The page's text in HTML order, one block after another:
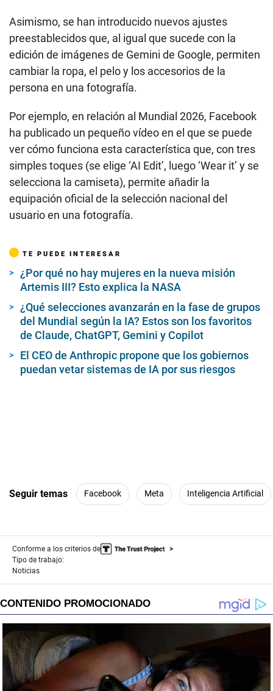
Asimismo, se han introducido nuevos ajustes
preestablecidos que, al igual que sucede con la
edición de imágenes de Gemini de Google, permiten
cambiar la ropa, el pelo y los accesorios de la
persona en una fotografía.
Por ejemplo, en relación al Mundial 2026, Facebook
ha publicado un pequeño vídeo en el que se puede
ver cómo funciona esta característica que, con tres
simples toques (se elige ‘AI Edit’, luego ‘Wear it’ y se
selecciona la camiseta), permite añadir la
equipación oficial de la selección nacional del
usuario en una fotografía.
TE PUEDE INTERESAR
¿Por qué no hay mujeres en la nueva misión
Artemis III? Esto explica la NASA
¿Qué selecciones avanzarán en la fase de grupos
del Mundial según la IA? Estos son los favoritos
de Claude, ChatGPT, Gemini y Copilot
El CEO de Anthropic propone que los gobiernos
puedan vetar sistemas de IA por sus riesgos
Seguir temas Facebook Meta Inteligencia Artificial
Conforme a los criterios de
Tipo de trabajo:
Noticias